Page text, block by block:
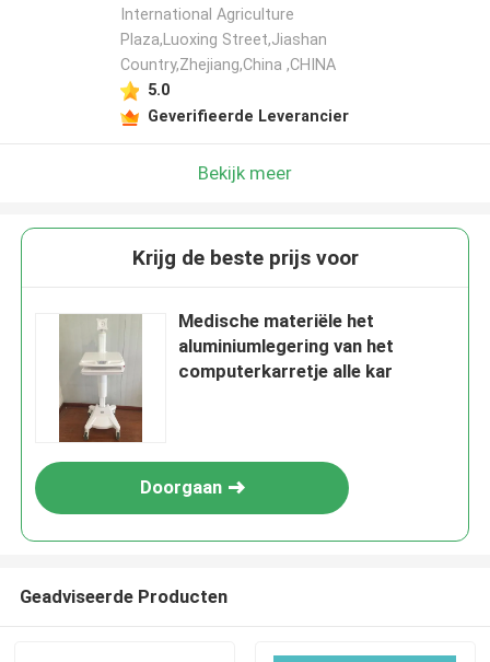
International Agriculture
Plaza,Luoxing Street,Jiashan
Country,Zhejiang,China ,CHINA
5.0
Geverifieerde Leverancier
Bekijk meer
Krijg de beste prijs voor
Medische materiële het
aluminiumlegering van het
computerkarretje alle kar
Doorgaan
Geadviseerde Producten